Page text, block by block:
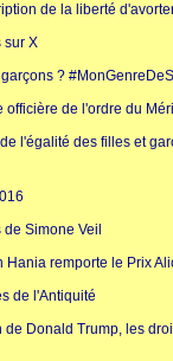
de la liberté
sur X
?
officière de l'ordre du
l'égalité des filles et
Simone Veil
Hania remporte le Prix
de l'Antiquité
Donald Trump, les